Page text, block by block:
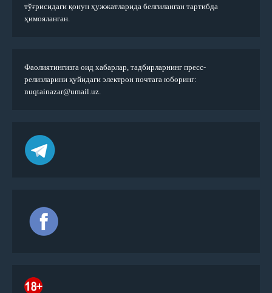
тўғрисидаги қонун ҳужжатларида белгиланган тартибда
ҳимояланган.
Фаолиятингизга оид хабарлар, тадбирларнинг пресс-
релизларини қуйидаги электрон почтага юборинг:
nuqtainazar@umail.uz.